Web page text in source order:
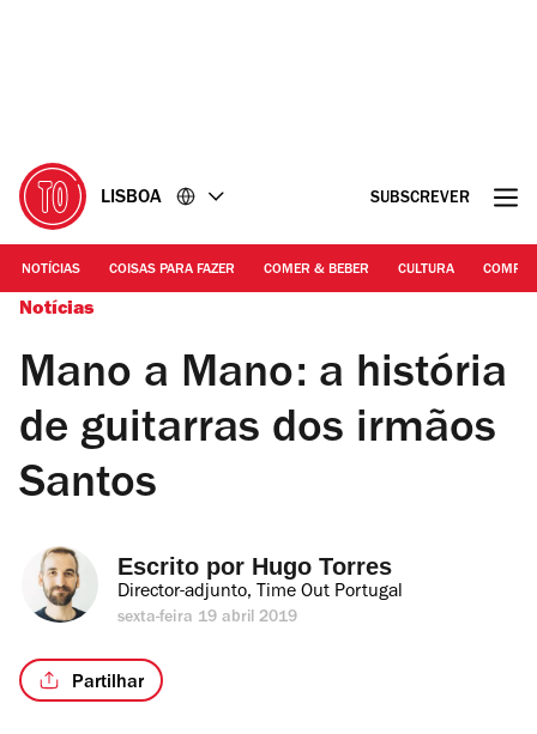
LISBOA SUBSCREVER
NOTÍCIAS COISAS PARA FAZER COMER & BEBER CULTURA
Notícias
Mano a Mano: a história
de guitarras dos irmãos
Santos
Escrito por Hugo Torres
Director-adjunto, Time Out Portugal
sexta-feira 19 abril 2019
Partilhar